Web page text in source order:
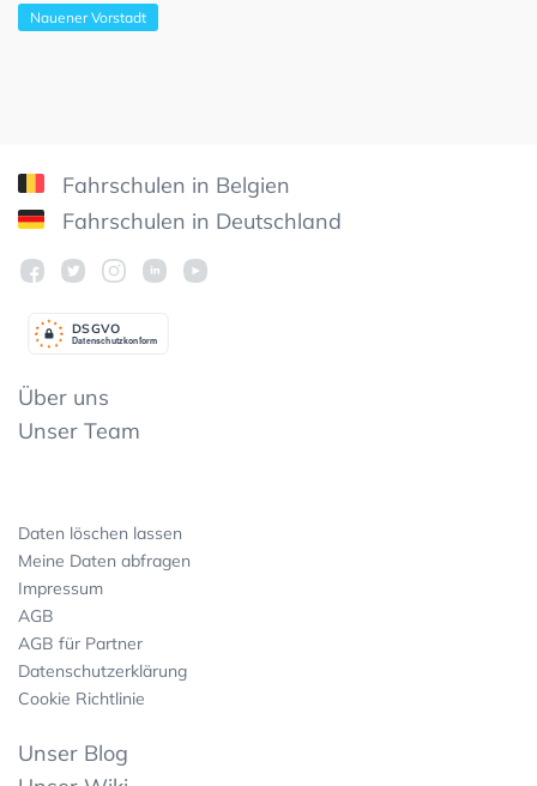
Nauener Vorstadt
Fahrschulen in Belgien
Fahrschulen in Deutschland
Datenschutzkonform
DSGVO
Über uns
Unser Team
Daten löschen lassen
Meine Daten abfragen
Impressum
AGB
AGB für Partner
Datenschutzerklärung
Cookie Richtlinie
Unser Blog